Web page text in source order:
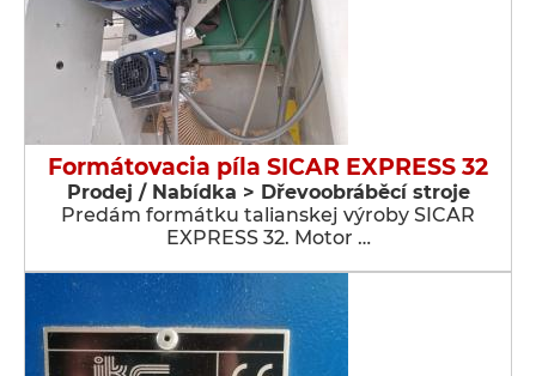
Formátovacia píla SICAR EXPRESS 32
Prodej / Nabídka > Dřevoobráběcí stroje
Predám formátku talianskej výroby SICAR
EXPRESS 32. Motor …